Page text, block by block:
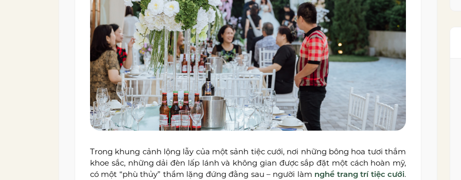
Trong khung cảnh lộng lẫy của một sảnh tiệc cưới, nơi những bông hoa tươi thắm
khoe sắc, những dải đèn lấp lánh và không gian được sắp đặt một cách hoàn mỹ,
có một “phù thủy” thầm lặng đứng đằng sau – người làm nghề trang trí tiệc cưới.